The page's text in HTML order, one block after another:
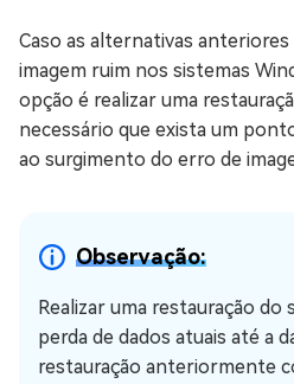
Caso as alternativas
imagem ruim nos sistemas
opção é realizar uma
necessário que exista um
ao surgimento do erro de
Observação:
Realizar uma restauração do
perda de dados atuais até a
restauração anteriormente